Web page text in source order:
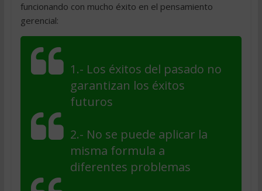
funcionando con mucho éxito en el pensamiento
gerencial:
1.- Los éxitos del pasado no
garantizan los éxitos
futuros
2.- No se puede aplicar la
misma formula a
diferentes problemas